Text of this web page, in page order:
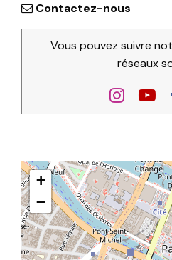
Contactez-nous
Vous pouvez suivre
réseaux
+
−